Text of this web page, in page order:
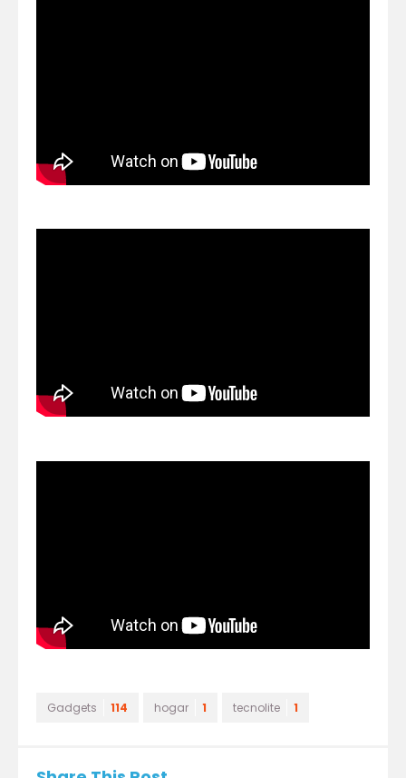
Gadgets 114 hogar 1 tecnolite 1